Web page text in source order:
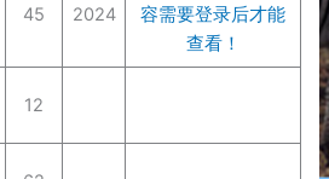
45 2024
容需要登录后才能
查看！
12